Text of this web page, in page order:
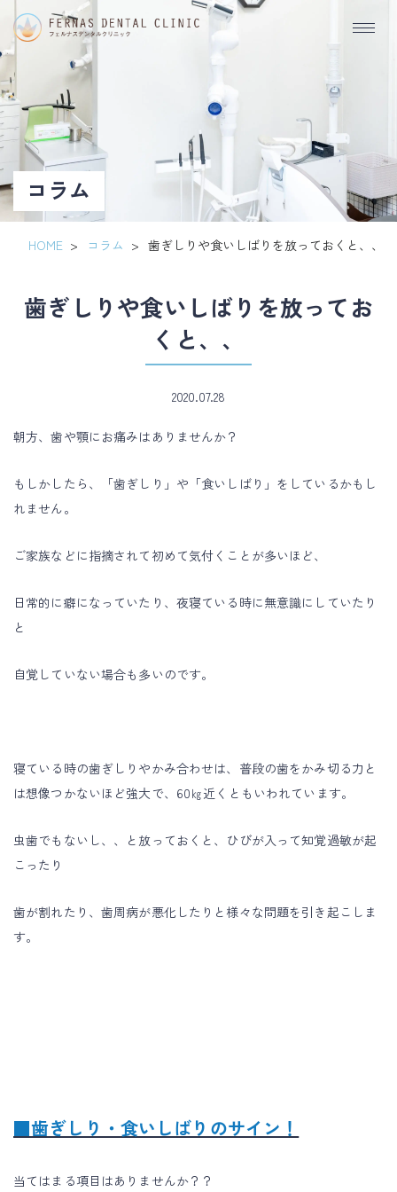
歯
ぎ
し
り
や
食
放
て
お
と、、
HOME > コラム > 歯ぎしりや食いしばりを放っておくと、、
コラム
歯ぎしりや食いしばりを放ってお
くと、、
2020.07.28
朝方、歯や顎にお痛みはありませんか？
もしかしたら、「歯ぎしり」や「食いしばり」をしているかもし
れません。
ご家族などに指摘されて初めて気付くことが多いほど、
日常的に癖になっていたり、夜寝ている時に無意識にしていたり
と
自覚していない場合も多いのです。
寝ている時の歯ぎしりやかみ合わせは、普段の歯をかみ切る力と
は想像つかないほど強大で、60㎏近くともいわれています。
虫歯でもないし、、と放っておくと、ひびが入って知覚過敏が起
こったり
歯が割れたり、歯周病が悪化したりと様々な問題を引き起こしま
す。
■歯ぎしり・食いしばりのサイン！
当てはまる項目はありませんか？？